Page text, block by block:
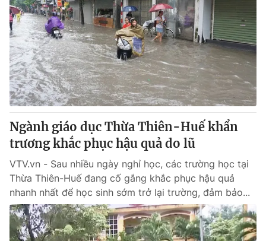
Ngành giáo dục Thừa Thiên-Huế khẩn
trương khắc phục hậu quả do lũ
VTV.vn - Sau nhiều ngày nghỉ học, các trường học tại
Thừa Thiên-Huế đang cố gắng khắc phục hậu quả
nhanh nhất để học sinh sớm trở lại trường, đảm bảo...